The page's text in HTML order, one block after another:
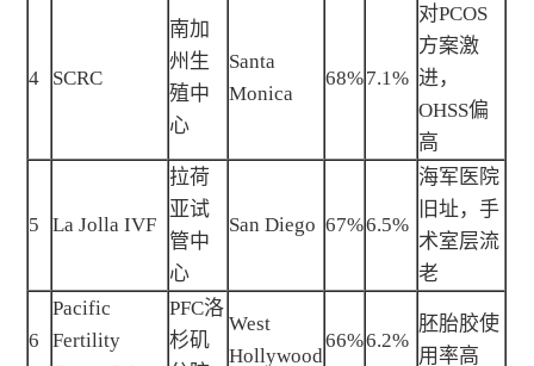
4 SCRC
南加
州生
殖中
心
Santa
Monica
68%7.1%
对PCOS
方案激
进，
OHSS偏
高
5 La Jolla IVF
拉荷
亚试
管中
心
San Diego 67%6.5%
海军医院
旧址，手
术室层流
老
6
Pacific
Fertility
PFC洛
杉矶
West
Hollywood
66%6.2%
胚胎胶使
用率高